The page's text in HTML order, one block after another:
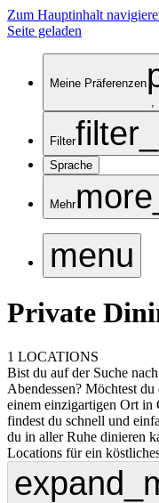
Zum Hauptinhalt
Seite geladen
Meine Präferenzen
,
Filter
Sprache
Mehr
menu
Private
1 LOCATIONS
Bist du auf der Suche
Abendessen? Möchtest
einem einzigartigen Ort in
findest du schnell und
du in aller Ruhe dinieren
Locations für ein